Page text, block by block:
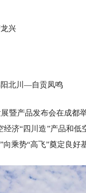
兴
北川—自贡凤鸣
暨产品发布会在成都
济“四川造”产品和
乘势“高飞”奠定良好